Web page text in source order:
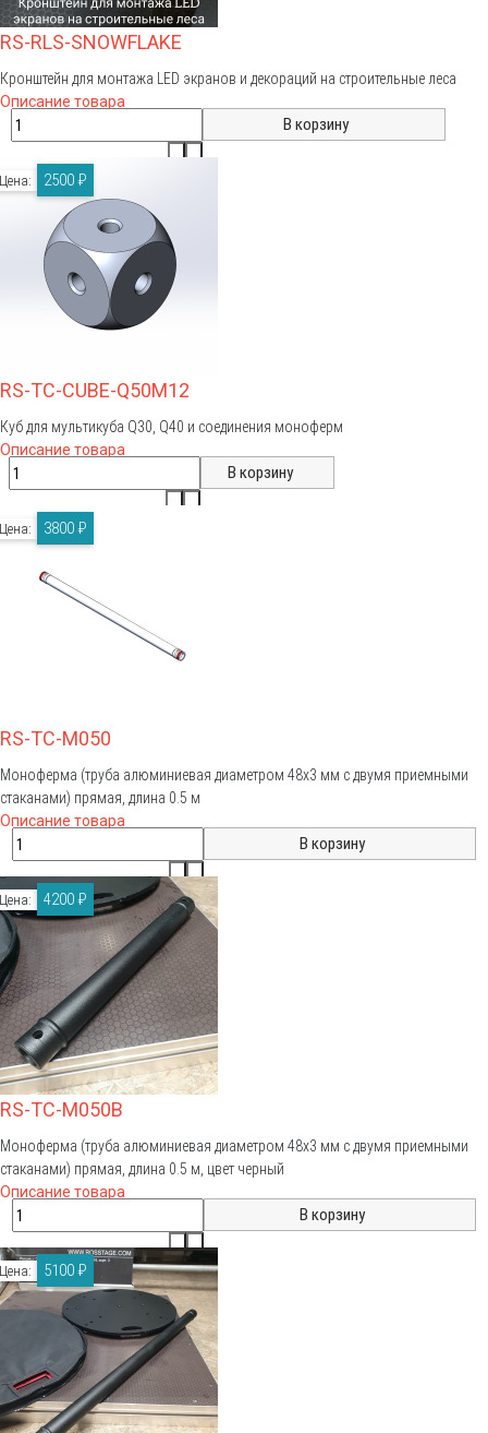
RS-RLS-SNOWFLAKE
Кронштейн для монтажа LED экранов и декораций на строительные леса
Описание товара
RS-TC-CUBE-Q50M12
Куб для мультикуба Q30, Q40 и соединения моноферм
Описание товара
Цена: 2500 ₽
RS-TC-M050
Моноферма (труба алюминиевая диаметром 48х3 мм с двумя приемными
стаканами) прямая, длина 0.5 м
Описание товара
Цена: 3800 ₽
RS-TC-M050B
Моноферма (труба алюминиевая диаметром 48х3 мм с двумя приемными
стаканами) прямая, длина 0.5 м, цвет черный
Описание товара
Цена: 4200 ₽
Цена: 5100 ₽